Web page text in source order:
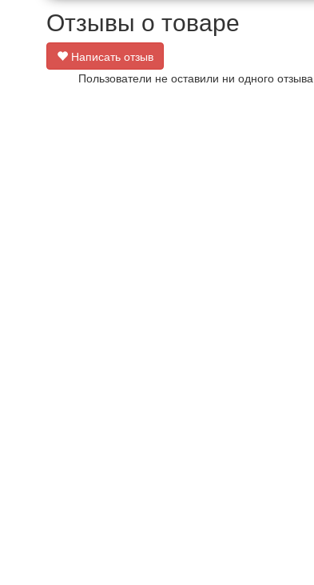
Отзывы о товаре
Написать отзыв
Пользователи не оставили ни одного отзыва